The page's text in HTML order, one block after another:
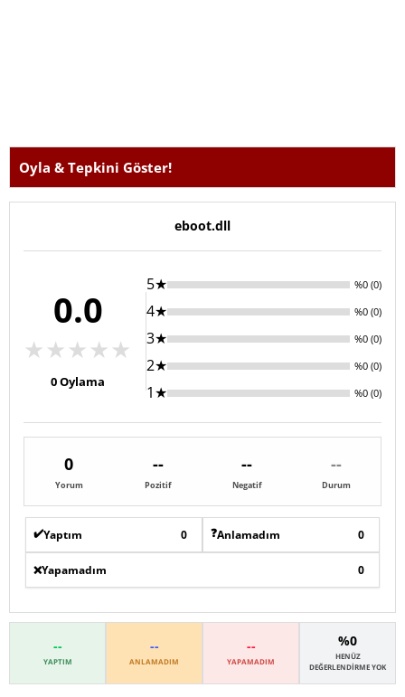
Oyla & Tepkini Göster!
eboot.dll
0.0
★★★★★
0Oylama
5★ %0 (0)
4★ %0 (0)
3★ %0 (0)
2★ %0 (0)
1★ %0 (0)
0
Yorum
--
Pozitif
--
Negatif
--
Durum
✔️Yaptım 0 ❓Anlamadım 0
❌Yapamadım 0
--
YAPTIM
--
ANLAMADIM
--
YAPAMADIM
%0
HENÜZ
DEĞERLENDIRME YOK